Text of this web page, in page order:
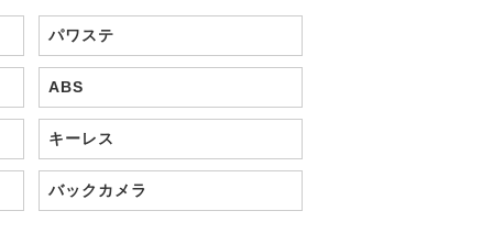
パワステ
ABS
キーレス
バックカメラ